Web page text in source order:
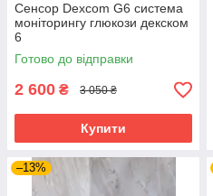
Сенсор Dexcom G6 система
моніторингу глюкози декском
6
Готово до відправки
2 600 ₴ 3 050 ₴
Купити
–13%